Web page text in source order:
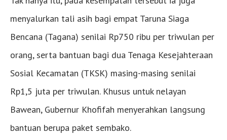
menyalurkan tali asih bagi empat Taruna Siaga
Bencana (Tagana) senilai Rp750 ribu per triwulan per
orang, serta bantuan bagi dua Tenaga Kesejahteraan
Sosial Kecamatan (TKSK) masing-masing senilai
Rp1,5 juta per triwulan. Khusus untuk nelayan
Bawean, Gubernur Khofifah menyerahkan langsung
bantuan berupa paket sembako.